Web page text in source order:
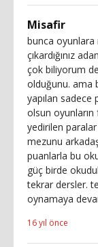
Misafir
bunca oyunlara
çıkardığınız
çok biliyorum
olduğunu. ama
yapılan sadece
olsun oyunların
yedirilen
mezunu
puanlarla bu
güç birde
tekrar dersler.
oynamaya
16 yıl önce